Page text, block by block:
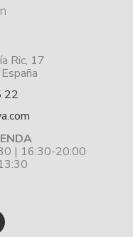
Ric, 17
22
| 16:30-20:00